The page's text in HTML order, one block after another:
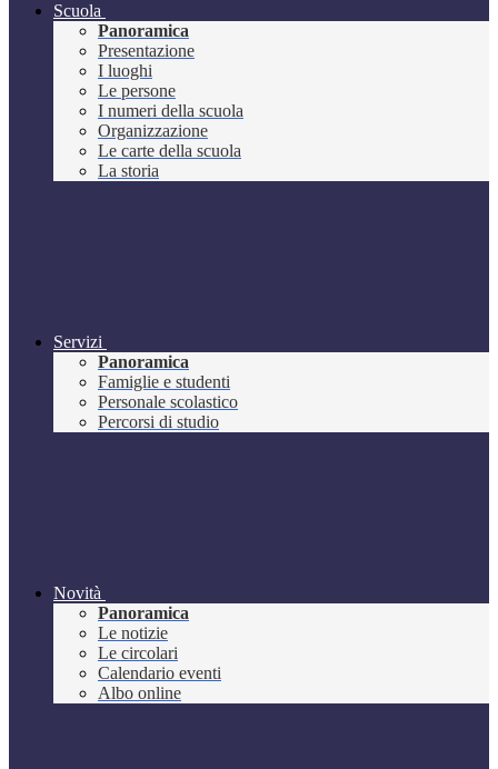
Scuola
Panoramica
Presentazione
I luoghi
Le persone
I numeri della scuola
Organizzazione
Le carte della scuola
La storia
Servizi
Panoramica
Famiglie e studenti
Personale scolastico
Percorsi di studio
Novità
Panoramica
Le notizie
Le circolari
Calendario eventi
Albo online